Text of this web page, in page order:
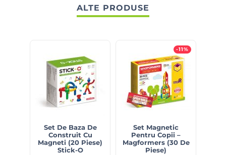
ALTE PRODUSE
Set De Baza De
Construit Cu
Magneti (20 Piese)
Stick-O
-11%
Set Magnetic
Pentru Copii –
Magformers (30 De
Piese)